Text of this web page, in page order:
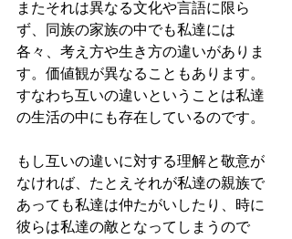
またそれは異なる文化や言語に限ら
ず、同族の家族の中でも私達には
各々、考え方や生き方の違いがありま
す。価値観が異なることもあります。
すなわち互いの違いということは私達
の生活の中にも存在しているのです。
もし互いの違いに対する理解と敬意が
なければ、たとえそれが私達の親族で
あっても私達は仲たがいしたり、時に
彼らは私達の敵となってしまうので